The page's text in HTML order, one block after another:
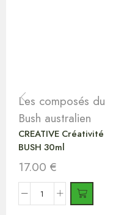
Les composés du
Bush australien
CREATIVE Créativité
BUSH 30ml
17.00 €